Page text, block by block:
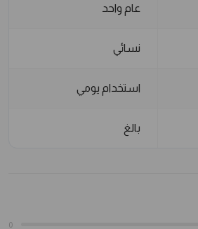
عام واحد
نسائي
استخدام يومي
بالغ
0